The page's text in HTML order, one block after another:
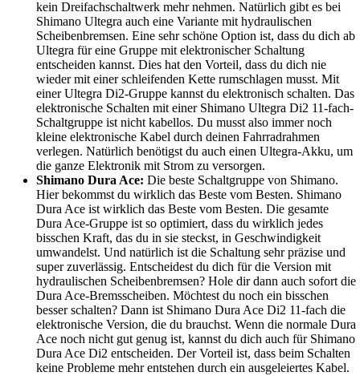
kein Dreifachschaltwerk mehr nehmen. Natürlich gibt es bei
Shimano Ultegra auch eine Variante mit hydraulischen
Scheibenbremsen. Eine sehr schöne Option ist, dass du dich ab
Ultegra für eine Gruppe mit elektronischer Schaltung
entscheiden kannst. Dies hat den Vorteil, dass du dich nie
wieder mit einer schleifenden Kette rumschlagen musst. Mit
einer Ultegra Di2-Gruppe kannst du elektronisch schalten. Das
elektronische Schalten mit einer Shimano Ultegra Di2 11-fach-
Schaltgruppe ist nicht kabellos. Du musst also immer noch
kleine elektronische Kabel durch deinen Fahrradrahmen
verlegen. Natürlich benötigst du auch einen Ultegra-Akku, um
die ganze Elektronik mit Strom zu versorgen.
Shimano Dura Ace: Die beste Schaltgruppe von Shimano.
Hier bekommst du wirklich das Beste vom Besten. Shimano
Dura Ace ist wirklich das Beste vom Besten. Die gesamte
Dura Ace-Gruppe ist so optimiert, dass du wirklich jedes
bisschen Kraft, das du in sie steckst, in Geschwindigkeit
umwandelst. Und natürlich ist die Schaltung sehr präzise und
super zuverlässig. Entscheidest du dich für die Version mit
hydraulischen Scheibenbremsen? Hole dir dann auch sofort die
Dura Ace-Bremsscheiben. Möchtest du noch ein bisschen
besser schalten? Dann ist Shimano Dura Ace Di2 11-fach die
elektronische Version, die du brauchst. Wenn die normale Dura
Ace noch nicht gut genug ist, kannst du dich auch für Shimano
Dura Ace Di2 entscheiden. Der Vorteil ist, dass beim Schalten
keine Probleme mehr entstehen durch ein ausgeleiertes Kabel.